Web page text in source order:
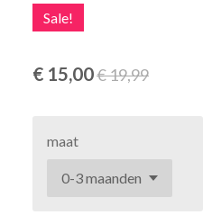
Sale!
€ 15,00€ 19,99
maat